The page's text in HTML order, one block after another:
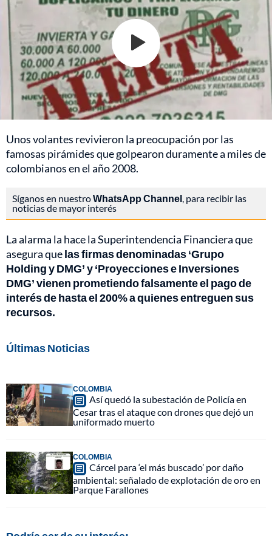
Unos volantes revivieron la preocupación por las
famosas pirámides que golpearon duramente a miles de
colombianos en el año 2008.
Síganos en nuestroWhatsApp Channel , para recibir las
noticias de mayor interés
La alarma la hace la Superintendencia Financiera que
asegura quelas firmas denominadas ‘Grupo
Holding y DMG’ y ‘Proyecciones e Inversiones
DMG’ vienen prometiendo falsamente el pago de
interés de hasta el 200% a quienes entreguen sus
recursos.
Últimas Noticias
COLOMBIA
Así quedó la subestación de Policía en
Cesar tras el ataque con drones que dejó un
uniformado muerto
COLOMBIA
Cárcel para ‘el más buscado’ por daño
ambiental: señalado de explotación de oro en
Parque Farallones